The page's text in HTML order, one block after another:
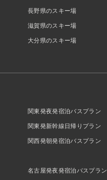
長野県のスキー場
滋賀県のスキー場
大分県のスキー場
関東発夜発宿泊バスプラン
関東発新幹線日帰りプラン
関西発朝発宿泊バスプラン
名古屋発夜発宿泊バスプラン